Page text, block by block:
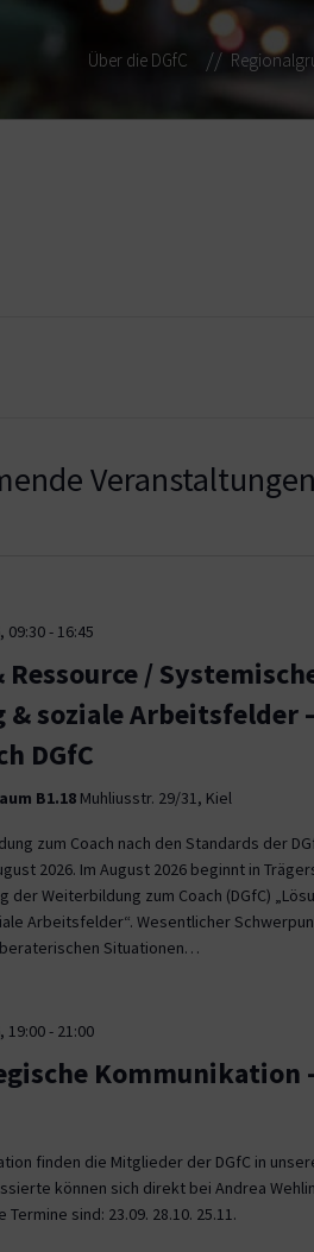
Über die DGfC
Veranstaltungen
09:30- 16:45
Ressource /
& soziale Arbeitsfelder
DGfC
B1.18 Muhliusstr. 29/31, Kiel
zum Coach nach den Standards der
2026. Im August 2026 beginnt in
der Weiterbildung zum Coach (DGfC)
Arbeitsfelder“. Wesentlicher
Situationen…
19:00- 21:00
Kommunikation
finden die Mitglieder der DGfC in
können sich direkt bei Andrea
sind: 23.09. 28.10. 25.11.